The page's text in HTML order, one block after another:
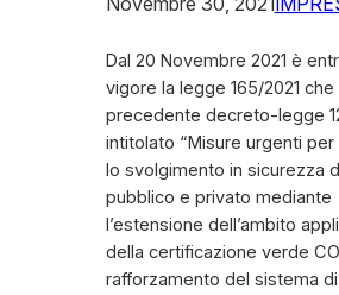
Dal 20 Novembre 2021 è
vigore la legge 165/2021
precedente decreto-legge
intitolato “Misure urgenti per
lo svolgimento in sicurezza
pubblico e privato mediante
l’estensione dell’ambito
della certificazione verde
rafforzamento del sistema di